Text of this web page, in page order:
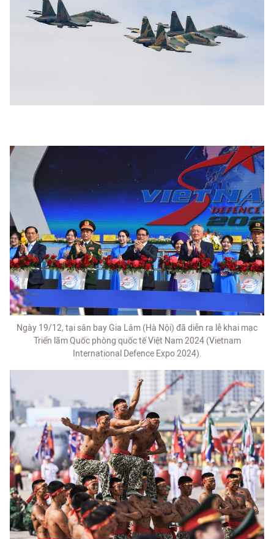
Ngày 19/12, tại sân bay Gia Lâm (Hà Nội) đã diễn ra lễ khai mạc
Triển lãm Quốc phòng quốc tế Việt Nam 2024 (Vietnam
International Defence Expo 2024).